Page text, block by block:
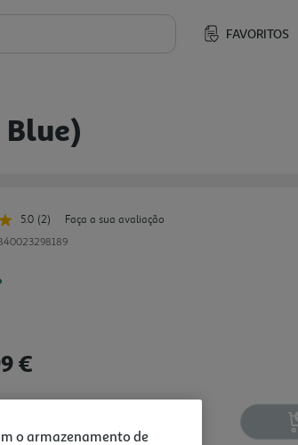
FAVORITOS
5.0 Leu
2
(2)
Faça a sua avaliação
€
o armazenamento de